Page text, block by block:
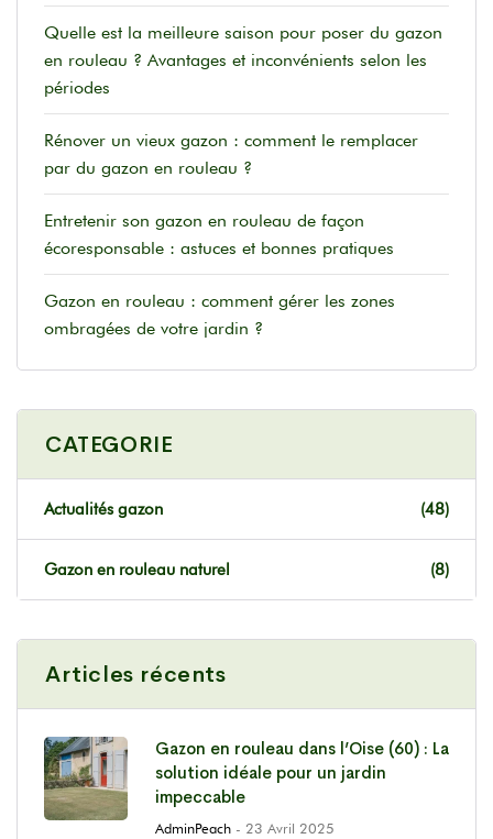
Quelle est la meilleure saison pour poser du gazon
en rouleau ? Avantages et inconvénients selon les
périodes
Rénover un vieux gazon : comment le remplacer
par du gazon en rouleau ?
Entretenir son gazon en rouleau de façon
écoresponsable : astuces et bonnes pratiques
Gazon en rouleau : comment gérer les zones
ombragées de votre jardin ?
CATEGORIE
Actualités gazon (48)
Gazon en rouleau naturel (8)
Articles récents
Gazon en rouleau dans l’Oise (60) : La
solution idéale pour un jardin
impeccable
AdminPeach - 23 Avril 2025